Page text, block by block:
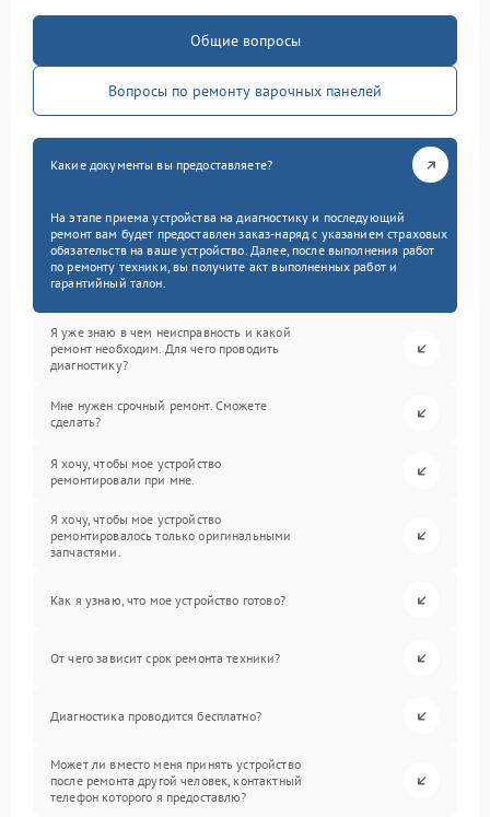
Общие вопросы
Вопросы по ремонту варочных панелей
Какие документы вы предоставляете?
На этапе приема устройства на диагностику и последующий
ремонт вам будет предоставлен заказ-наряд с указанием страховых
обязательств на ваше устройство. Далее, после выполнения работ
по ремонту техники, вы получите акт выполненных работ и
гарантийный талон.
Я уже знаю в чем неисправность и какой
ремонт необходим. Для чего проводить
диагностику?
Мне нужен срочный ремонт. Сможете
сделать?
Я хочу, чтобы мое устройство
ремонтировали при мне.
Я хочу, чтобы мое устройство
ремонтировалось только оригинальными
запчастями.
Как я узнаю, что мое устройство готово?
От чего зависит срок ремонта техники?
Диагностика проводится бесплатно?
Может ли вместо меня принять устройство
после ремонта другой человек, контактный
телефон которого я предоставлю?